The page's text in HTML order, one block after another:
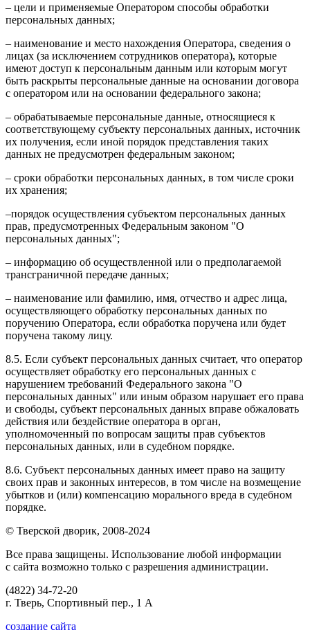
– цели и применяемые Оператором способы обработки
персональных данных;
– наименование и место нахождения Оператора, сведения о
лицах (за исключением сотрудников оператора), которые
имеют доступ к персональным данным или которым могут
быть раскрыты персональные данные на основании договора
с оператором или на основании федерального закона;
– обрабатываемые персональные данные, относящиеся к
соответствующему субъекту персональных данных, источник
их получения, если иной порядок представления таких
данных не предусмотрен федеральным законом;
– сроки обработки персональных данных, в том числе сроки
их хранения;
–порядок осуществления субъектом персональных данных
прав, предусмотренных Федеральным законом "О
персональных данных";
– информацию об осуществленной или о предполагаемой
трансграничной передаче данных;
– наименование или фамилию, имя, отчество и адрес лица,
осуществляющего обработку персональных данных по
поручению Оператора, если обработка поручена или будет
поручена такому лицу.
8.5. Если субъект персональных данных считает, что оператор
осуществляет обработку его персональных данных с
нарушением требований Федерального закона "О
персональных данных" или иным образом нарушает его права
и свободы, субъект персональных данных вправе обжаловать
действия или бездействие оператора в орган,
уполномоченный по вопросам защиты прав субъектов
персональных данных, или в судебном порядке.
8.6. Субъект персональных данных имеет право на защиту
своих прав и законных интересов, в том числе на возмещение
убытков и (или) компенсацию морального вреда в судебном
порядке.
© Тверской дворик, 2008-2024
Все права защищены. Использование любой информации
с сайта возможно только с разрешения администрации.
(4822) 34-72-20
г. Тверь, Спортивный пер., 1 А
создание сайта